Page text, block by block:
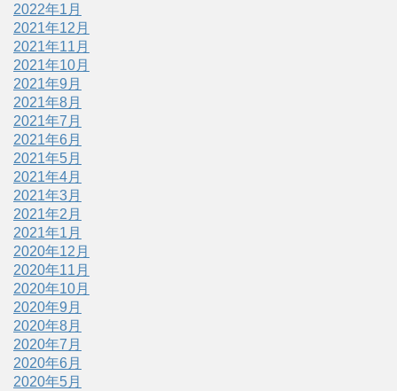
2022年1月
2021年12月
2021年11月
2021年10月
2021年9月
2021年8月
2021年7月
2021年6月
2021年5月
2021年4月
2021年3月
2021年2月
2021年1月
2020年12月
2020年11月
2020年10月
2020年9月
2020年8月
2020年7月
2020年6月
2020年5月